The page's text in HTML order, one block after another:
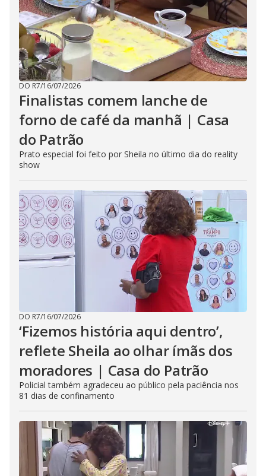
DO R7/16/07/2026
Finalistas comem lanche de
forno de café da manhã | Casa
do Patrão
Prato especial foi feito por Sheila no último dia do reality
show
DO R7/16/07/2026
‘Fizemos história aqui dentro’,
reflete Sheila ao olhar ímãs dos
moradores | Casa do Patrão
Policial também agradeceu ao público pela paciência nos
81 dias de confinamento